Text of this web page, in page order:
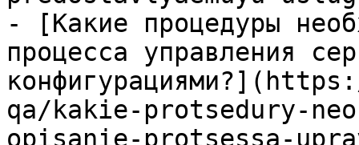
- [Какие процедуры
процесса управления
qa/kakie-protsedury-
opisanie-protsessa-